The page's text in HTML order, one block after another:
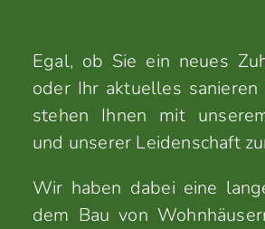
Egal, ob Sie ein neues
oder Ihr aktuelles
stehen Ihnen mit
und unserer Leidenschaft
Wir haben dabei eine
dem Bau von